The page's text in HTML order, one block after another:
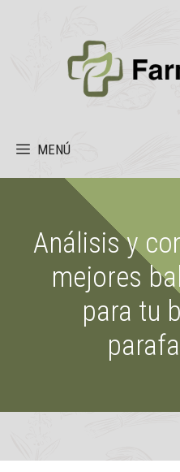
MENÚ
Análisis y
mejores
para tu